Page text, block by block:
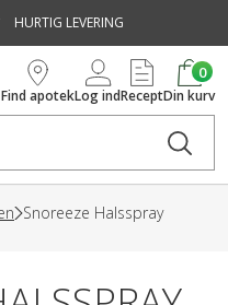
HURTIG LEVERING
Find apotekLog indRecept
0
Din kurv
Snoreeze Halsspray